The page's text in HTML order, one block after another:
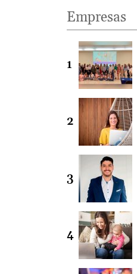
Empresas